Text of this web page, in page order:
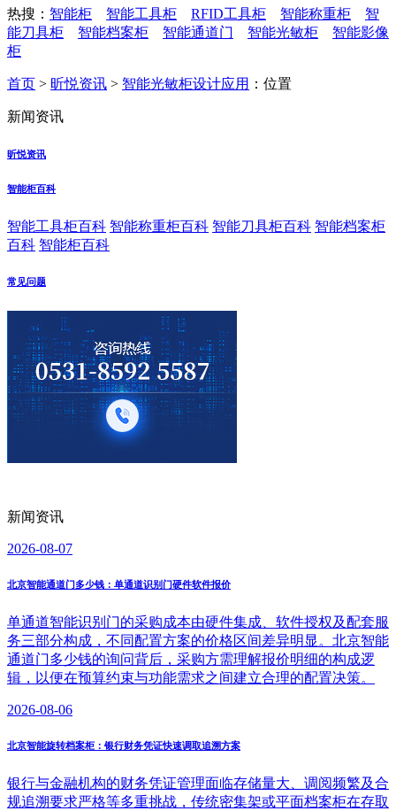
热搜： 智能柜 智能工具柜 RFID工具柜 智能称重柜
智
能刀具柜
智能档案柜 智能通道门 智能光敏柜
智能影像
柜
首页 > 昕悦资讯 > 智能光敏柜设计应用 ：位置
新闻资讯
昕悦资讯
智能柜百科
智能工具柜百科 智能称重柜百科 智能刀具柜百科 智能档案柜
百科 智能柜百科
常见问题
新闻资讯
2026-08-07
北京智能通道门多少钱：单通道识别门硬件软件报价
单通道智能识别门的采购成本由硬件集成、软件授权及配套服
务三部分构成，不同配置方案的价格区间差异明显。北京智能
通道门多少钱的询问背后，采购方需理解报价明细的构成逻
辑，以便在预算约束与功能需求之间建立合理的配置决策。
2026-08-06
北京智能旋转档案柜：银行财务凭证快速调取追溯方案
银行与金融机构的财务凭证管理面临存储量大、调阅频繁及合
规追溯要求严格等多重挑战，传统密集架或平面档案柜在存取